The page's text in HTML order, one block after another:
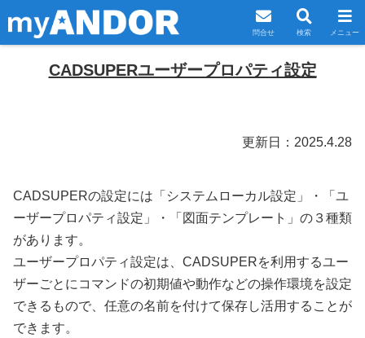
CADSUPERユーザープロパティ設定
更新日：2025.4.28
CADSUPERの設定には「システムローカル設定」・「ユ
ーザープロパティ設定」・「図面テンプレート」の３種類
があります。
ユーザープロパティ設定は、CADSUPERを利用するユー
ザーごとにコマンドの初期値や動作などの操作環境を設定
できるもので、任意の名前を付けて保存し活用することが
できます。
問合せ 検索 メニュー